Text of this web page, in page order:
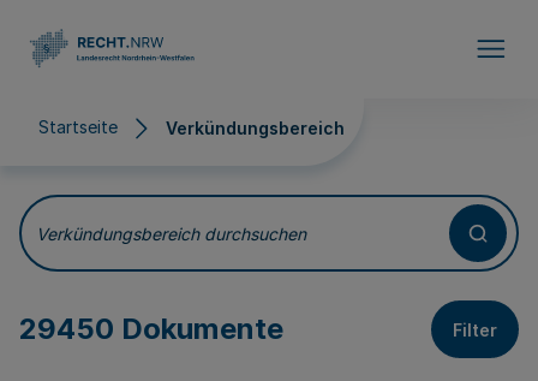
Startseite Verkündungsbereich
Verkündungsbereich
Verkündungsbereich durchsuchen
29450 Dokumente Filter